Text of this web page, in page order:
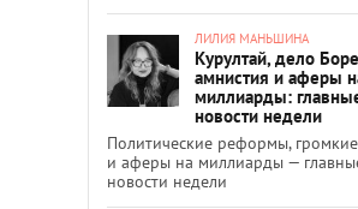
ЛИЛИЯ МАНЬШИНА
Курултай, дело
амнистия и аферы
миллиарды:
новости недели
Политические реформы,
и аферы на миллиарды —
новости недели